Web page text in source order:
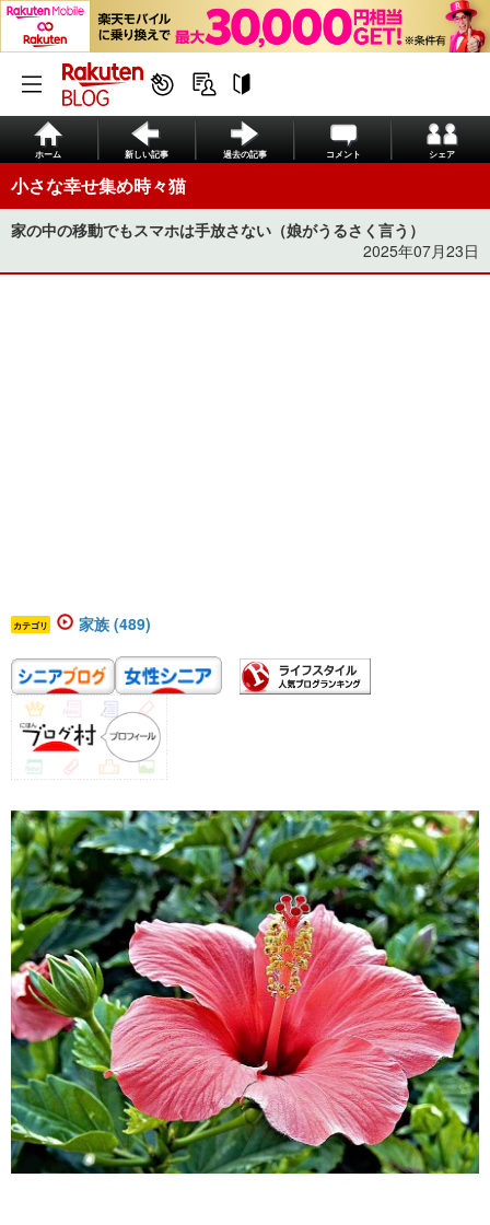
ホーム 新しい記事 過去の記事 コメント シェア
小さな幸せ集め時々猫
家の中の移動でもスマホは手放さない（娘がうるさく言う）
2025年07月23日
カテゴリ 家族 (489)